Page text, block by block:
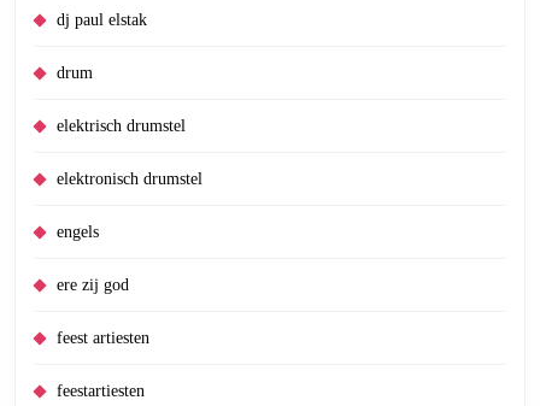
dj paul elstak
drum
elektrisch drumstel
elektronisch drumstel
engels
ere zij god
feest artiesten
feestartiesten